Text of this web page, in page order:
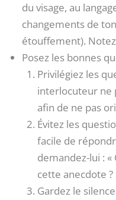
du visage, au
changements de
étouffement).
Posez les bonnes
Privilégiez les
interlocuteur ne
afin de ne pas
Évitez les
facile de
demandez-lui :
cette anecdote ?
Gardez le